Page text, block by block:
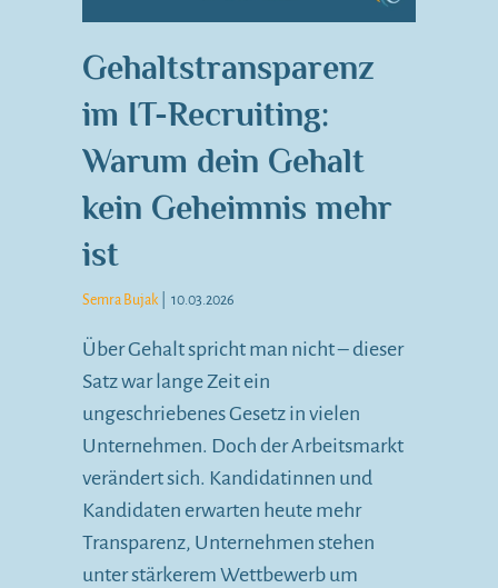
Gehaltstransparenz
im IT-Recruiting:
Warum dein Gehalt
kein Geheimnis mehr
ist
Semra Bujak 10.03.2026
Über Gehalt spricht man nicht – dieser
Satz war lange Zeit ein
ungeschriebenes Gesetz in vielen
Unternehmen. Doch der Arbeitsmarkt
verändert sich. Kandidatinnen und
Kandidaten erwarten heute mehr
Transparenz, Unternehmen stehen
unter stärkerem Wettbewerb um